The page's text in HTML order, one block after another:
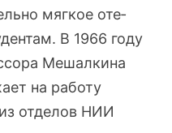
мягкое оте­
В 1966 году
Мешалкина
на работу
отделов НИИ